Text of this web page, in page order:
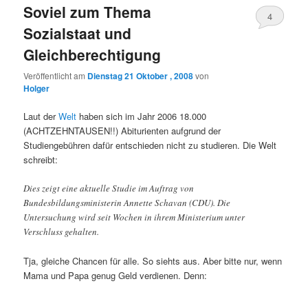
Soviel zum Thema
Sozialstaat und
Gleichberechtigung
Veröffentlicht am Dienstag 21 Oktober , 2008von
Holger
4
Laut derWelt haben sich im Jahr 2006 18.000
(ACHTZEHNTAUSEN!!) Abiturienten aufgrund der
Studiengebühren dafür entschieden nicht zu studieren. Die Welt
schreibt:
Dies zeigt eine aktuelle Studie im Auftrag von
Bundesbildungsministerin Annette Schavan (CDU). Die
Untersuchung wird seit Wochen in ihrem Ministerium unter
Verschluss gehalten.
Tja, gleiche Chancen für alle. So siehts aus. Aber bitte nur, wenn
Mama und Papa genug Geld verdienen. Denn: